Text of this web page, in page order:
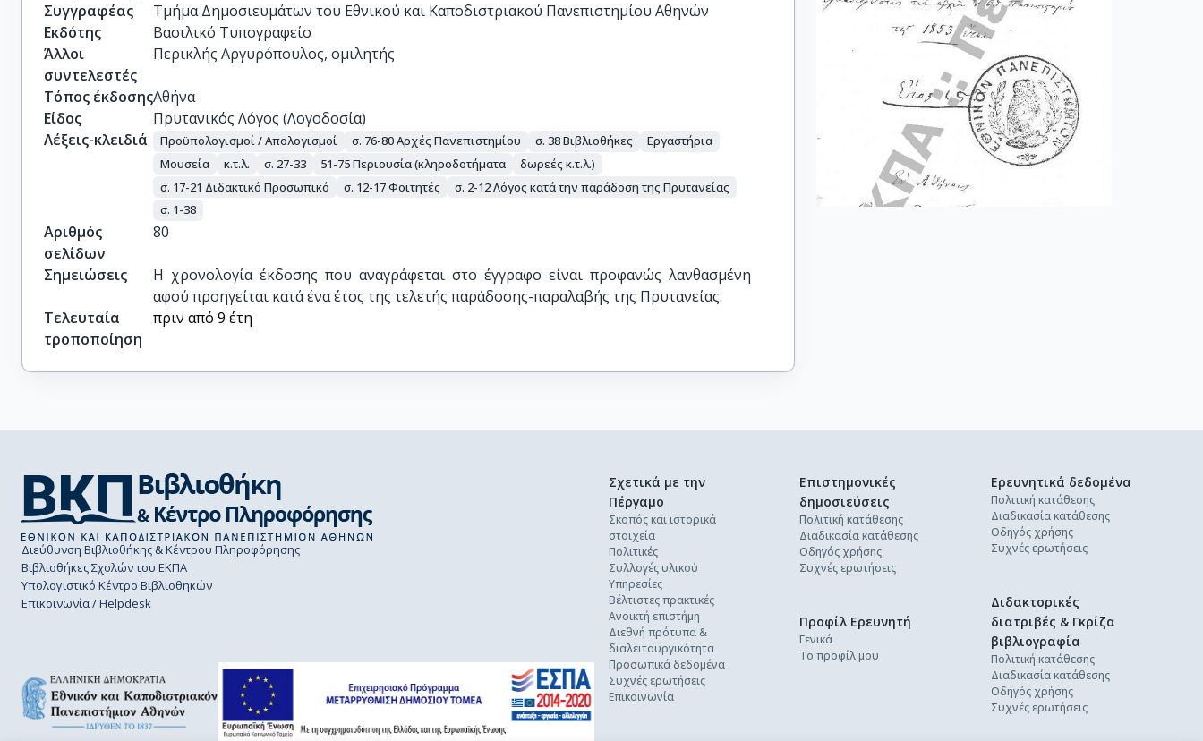
Συγγραφέας
Τμήμα Δημοσιευμάτων του Εθνικού και Καποδιστριακού Πανεπιστημίου Αθηνών
Εκδότης
Βασιλικό Τυπογραφείο
Άλλοι
συντελεστές
Περικλής Αργυρόπουλος, ομιλητής
Τόπος έκδοσηςΑθήνα
Είδος
Πρυτανικός Λόγος (Λογοδοσία)
Λέξεις-κλειδιά
Προϋπολογισμοί / Απολογισμοί σ. 76-80 Αρχές Πανεπιστημίου σ. 38 Βιβλιοθήκες
Εργαστήρια
Μουσεία
κ.τ.λ. σ. 27-33 51-75 Περιουσία (κληροδοτήματα
δωρεές κ.τ.λ.)
σ. 17-21 Διδακτικό Προσωπικό
σ. 12-17 Φοιτητές
σ. 2-12 Λόγος κατά την παράδοση της Πρυτανείας
σ. 1-38
Αριθμός
σελίδων
80
Σημειώσεις
Η χρονολογία έκδοσης που αναγράφεται στο έγγραφο είναι προφανώς λανθασμένη
αφού προηγείται κατά ένα έτος της τελετής παράδοσης-παραλαβής της Πρυτανείας.
Τελευταία
τροποποίηση
πριν από 9 έτη
Διεύθυνση Βιβλιοθήκης & Κέντρου Πληροφόρησης
Βιβλιοθήκες Σχολών του ΕΚΠΑ
Υπολογιστικό Κέντρο Βιβλιοθηκών
Επικοινωνία / Helpdesk
Σχετικά με την
Πέργαμο
Σκοπός και ιστορικά
στοιχεία
Πολιτικές
Συλλογές υλικού
Υπηρεσίες
Βέλτιστες πρακτικές
Ανοικτή επιστήμη
Διεθνή πρότυπα &
διαλειτουργικότητα
Προσωπικά δεδομένα
Συχνές ερωτήσεις
Επικοινωνία
Επιστημονικές
δημοσιεύσεις
Πολιτική κατάθεσης
Διαδικασία κατάθεσης
Οδηγός χρήσης
Συχνές ερωτήσεις
Ερευνητικά δεδομένα
Πολιτική κατάθεσης
Διαδικασία κατάθεσης
Οδηγός χρήσης
Συχνές ερωτήσεις
Διδακτορικές
διατριβές & Γκρίζα
βιβλιογραφία
Πολιτική κατάθεσης
Διαδικασία κατάθεσης
Οδηγός χρήσης
Συχνές ερωτήσεις
Προφίλ Ερευνητή
Γενικά
Το προφίλ μου